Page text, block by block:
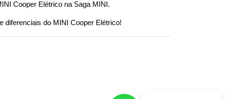
Cooper Elétrico na Saga MINI.
diferenciais do MINI Cooper Elétrico!